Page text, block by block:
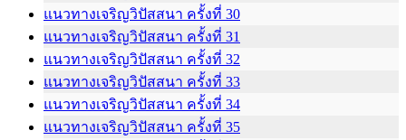
แนวทางเจริญวิปัสสนา ครั้งที่ 30
แนวทางเจริญวิปัสสนา ครั้งที่ 31
แนวทางเจริญวิปัสสนา ครั้งที่ 32
แนวทางเจริญวิปัสสนา ครั้งที่ 33
แนวทางเจริญวิปัสสนา ครั้งที่ 34
แนวทางเจริญวิปัสสนา ครั้งที่ 35